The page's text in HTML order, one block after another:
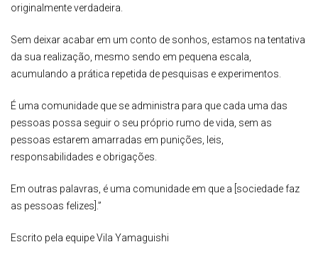
originalmente verdadeira.
Sem deixar acabar em um conto de sonhos, estamos na tentativa
da sua realização, mesmo sendo em pequena escala,
acumulando a prática repetida de pesquisas e experimentos.
É uma comunidade que se administra para que cada uma das
pessoas possa seguir o seu próprio rumo de vida, sem as
pessoas estarem amarradas em punições, leis,
responsabilidades e obrigações.
Em outras palavras, é uma comunidade em que a [sociedade faz
as pessoas felizes].”
Escrito pela equipe Vila Yamaguishi